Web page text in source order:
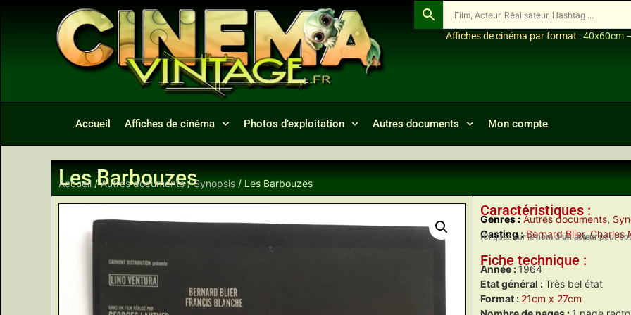
Affiches de cinéma par format :40x60cm –
Accueil Affiches de cinéma Photos d’exploitation Autres documents Mon compte
Les Barbouzes
Accueil /Autres documents/Synopsis / Les Barbouzes
Caractéristiques :
Genres : Autres documents,
Casting : Bernard Blier,Charles
(Cliquez sur lenom d’un acteurpour
Fiche technique :
Année : 1964
Etat général :Très bel état
Format : 21cm x 27cm